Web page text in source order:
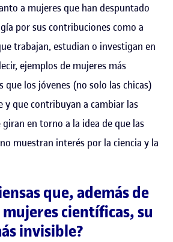
a mujeres que han despuntado
por sus contribuciones como a
trabajan, estudian o investigan en
ejemplos de mujeres más
que los jóvenes (no solo las chicas)
y que contribuyan a cambiar las
giran en torno a la idea de que las
muestran interés por la ciencia y la
que, además de
científicas, su
invisible?